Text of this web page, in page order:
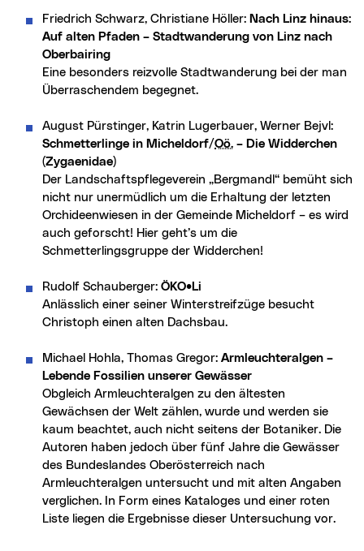
Friedrich Schwarz, Christiane Höller: Nach Linz hinaus:
Auf alten Pfaden – Stadtwanderung von Linz nach
Oberbairing
Eine besonders reizvolle Stadtwanderung bei der man
Überraschendem begegnet.
August Pürstinger, Katrin Lugerbauer, Werner Bejvl:
Schmetterlinge in Micheldorf/Oö. – Die Widderchen
(Zygaenidae)
Der Landschaftspflegeverein „Bergmandl“ bemüht sich
nicht nur unermüdlich um die Erhaltung der letzten
Orchideenwiesen in der Gemeinde Micheldorf – es wird
auch geforscht! Hier geht’s um die
Schmetterlingsgruppe der Widderchen!
Rudolf Schauberger: ÖKO•Li
Anlässlich einer seiner Winterstreifzüge besucht
Christoph einen alten Dachsbau.
Michael Hohla, Thomas Gregor: Armleuchteralgen –
Lebende Fossilien unserer Gewässer
Obgleich Armleuchteralgen zu den ältesten
Gewächsen der Welt zählen, wurde und werden sie
kaum beachtet, auch nicht seitens der Botaniker. Die
Autoren haben jedoch über fünf Jahre die Gewässer
des Bundeslandes Oberösterreich nach
Armleuchteralgen untersucht und mit alten Angaben
verglichen. In Form eines Kataloges und einer roten
Liste liegen die Ergebnisse dieser Untersuchung vor.